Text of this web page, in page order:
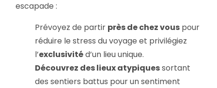
escapade :
Prévoyez de partir près de chez vous pour
réduire le stress du voyage et privilégiez
l’exclusivitéd’un lieu unique.
Découvrez des lieux atypiquessortant
des sentiers battus pour un sentiment